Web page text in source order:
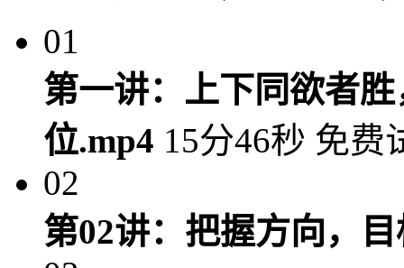
01
第一讲：上下同欲者
位.mp4 15分46秒 免费
02
第02讲：把握方向，